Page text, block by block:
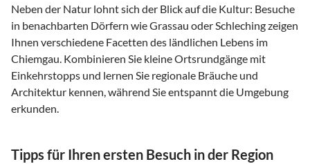
Neben der Natur lohnt sich der Blick auf die Kultur: Besuche
in benachbarten Dörfern wie Grassau oder Schleching zeigen
Ihnen verschiedene Facetten des ländlichen Lebens im
Chiemgau. Kombinieren Sie kleine Ortsrundgänge mit
Einkehrstopps und lernen Sie regionale Bräuche und
Architektur kennen, während Sie entspannt die Umgebung
erkunden.
Tipps für Ihren ersten Besuch in der Region